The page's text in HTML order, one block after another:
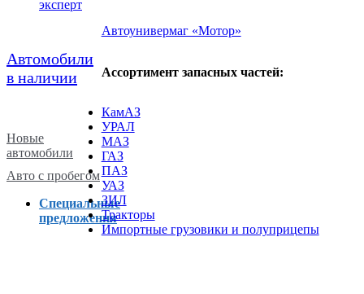
в наличии
автомобили
Авто с пробегом
Специальные
предложения
УРАЛ
МАЗ
ГАЗ
ПАЗ
УАЗ
ЗИЛ
Тракторы
Импортные грузовики и полуприцепы